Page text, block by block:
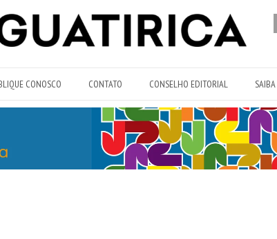
CONOSCO CONTATO CONSELHO EDITORIAL